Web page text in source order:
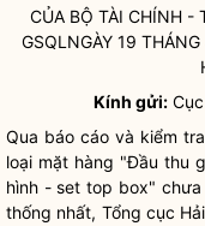
CỦA BỘ TÀI CHÍNH -
GSQLNGÀY 19
Kính gửi: Cục
Qua báo cáo và kiểm
loại mặt hàng "Đầu thu
hình - set top box"
thống nhất, Tổng cục